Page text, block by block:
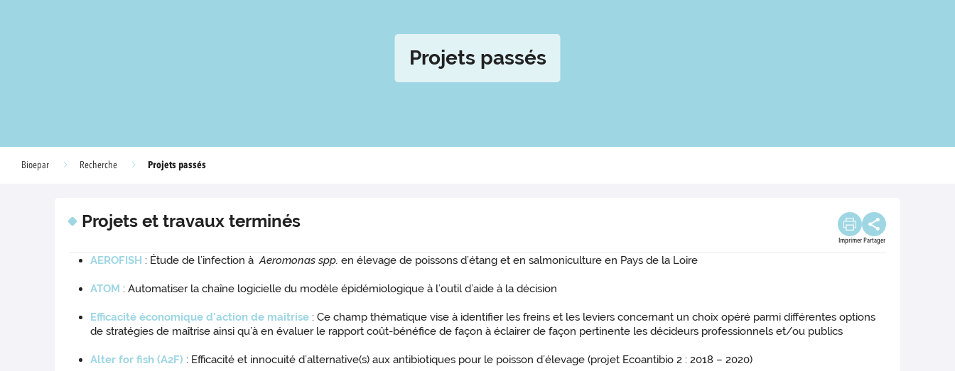
Projets passés
Bioepar Recherche Projets passés
Projets et travaux terminés
Imprimer Partager
AEROFISH : Étude de l’infection àAeromonas spp. en élevage de poissons d’étang et en salmoniculture en Pays de la Loire
ATOM : Automatiser la chaîne logicielle du modèle épidémiologique à l’outil d’aide à la décision
Efficacité économique d'action de maîtrise : Ce champ thématique vise à identifier les freins et les leviers concernant un choix opéré parmi différentes options
de stratégies de maîtrise ainsi qu’à en évaluer le rapport coût-bénéfice de façon à éclairer de façon pertinente les décideurs professionnels et/ou publics
Alter for fish (A2F) : Efficacité et innocuité d’alternative(s) aux antibiotiques pour le poisson d’élevage (projet Ecoantibio 2 : 2018 – 2020)